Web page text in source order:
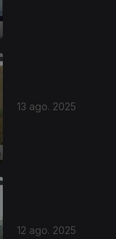
13 ago. 2025
12 ago. 2025